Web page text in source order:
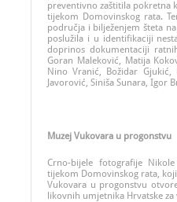
preventivno zaštitila pokretna
tijekom Domovinskog rata.
područja i bilježenjem šteta
poslužila i u identifikaciji
doprinos dokumentaciji
Goran Maleković, Matija
Nino Vranić, Božidar Gjukić,
Javorović, Siniša Sunara, Igor
Muzej Vukovara u progonstvu
Crno-bijele fotografije
tijekom Domovinskog rata,
Vukovara u progonstvu
likovnih umjetnika Hrvatske